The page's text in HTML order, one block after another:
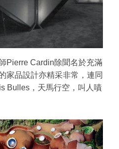
Pierre Cardin除聞名於充滿
家品設計亦精采非常，連同
Bulles，天馬行空，叫人嘖